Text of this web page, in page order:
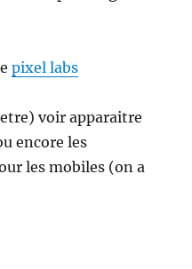
pixel labs
voir apparaitre
encore les
les mobiles (on a